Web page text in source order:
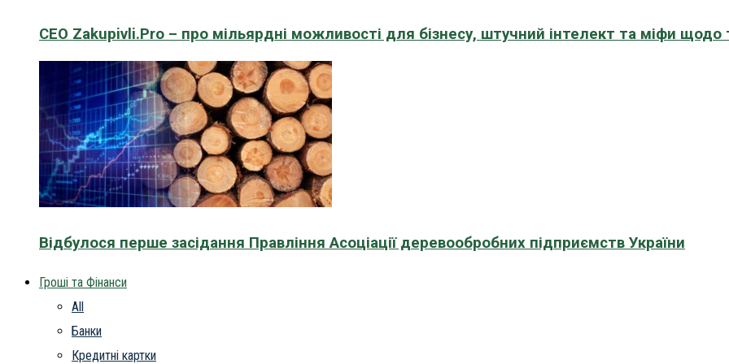
CEO Zakupivli.Pro – про мільярдні можливості для бізнесу, штучний інтелект та міфи щодо
Відбулося перше засідання Правління Асоціації деревообробних підприємств України
Гроші та Фінанси
All
Банки
Кредитні картки